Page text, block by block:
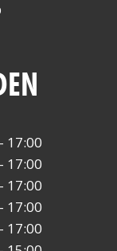
17:00
17:00
17:00
17:00
17:00